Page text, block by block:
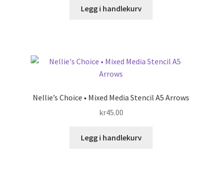
Legg i handlekurv
Nellie’s Choice • Mixed Media Stencil A5 Arrows
kr45.00
Legg i handlekurv